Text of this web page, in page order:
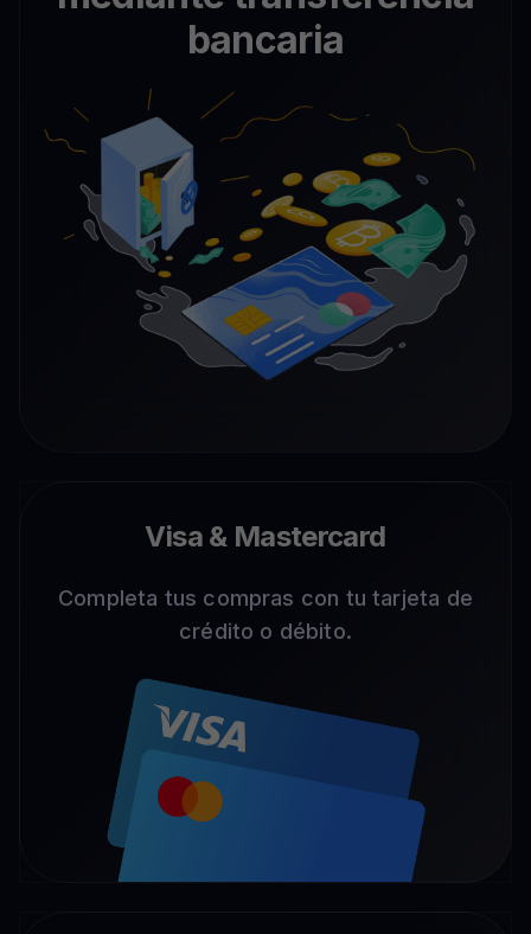
bancaria
Visa & Mastercard
Completa tus compras con tu tarjeta de
crédito o débito.